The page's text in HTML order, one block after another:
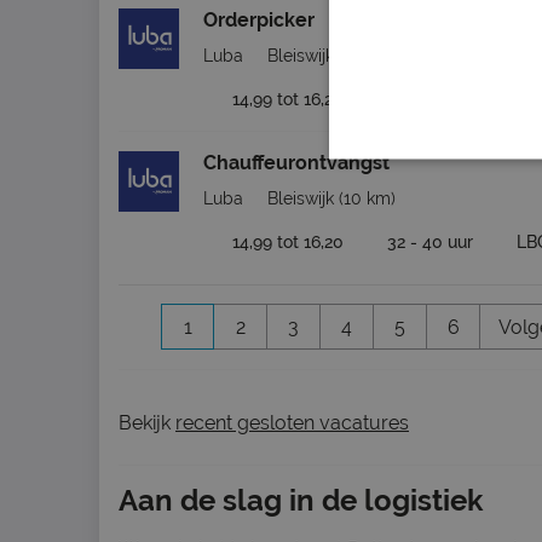
Orderpicker
Luba Bleiswijk
14,99 tot 16,20
Chauffeurontvangst
Luba Bleiswijk (10 km)
14,99 tot 16,20 32 - 40 uur
1 2 3 4 5 6
Bekijk recent gesloten vacatures
Aan de slag in de logistiek